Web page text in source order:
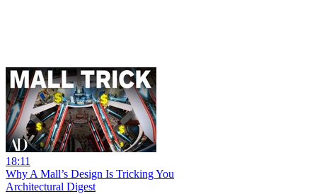
18:11
Why A Mall’s Design Is Tricking You
Architectural Digest